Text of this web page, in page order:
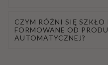
CZYM RÓŻNI SIĘ SZKŁO
FORMOWANE OD
AUTOMATYCZNEJ?